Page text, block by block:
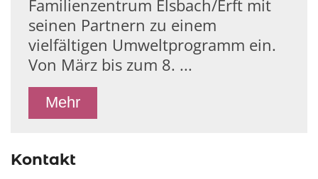
Familienzentrum Elsbach/Erft mit
seinen Partnern zu einem
vielfältigen Umweltprogramm ein.
Von März bis zum 8. ...
Mehr
Kontakt